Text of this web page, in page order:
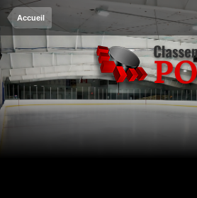
Accueil